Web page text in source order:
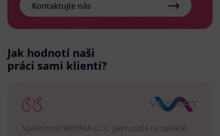
Kontaktujte nás
Jak hodnotí naši
práci sami klienti?
Společnost WEBNIA s.r.o. jsem zvolil na základě